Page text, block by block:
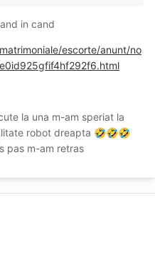
in cand
escorte/anunt/no
la una m-am speriat la
robot dreapta 🤣🤣🤣
pas m-am retras